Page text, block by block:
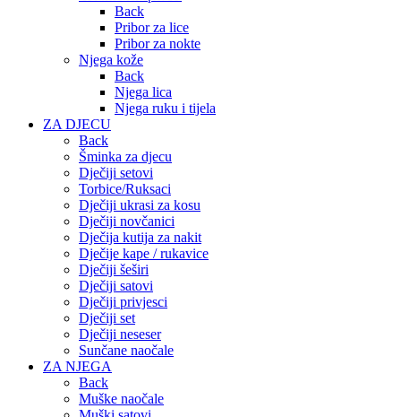
Back
Pribor za lice
Pribor za nokte
Njega kože
Back
Njega lica
Njega ruku i tijela
ZA DJECU
Back
Šminka za djecu
Dječiji setovi
Torbice/Ruksaci
Dječiji ukrasi za kosu
Dječiji novčanici
Dječija kutija za nakit
Dječije kape / rukavice
Dječiji šeširi
Dječiji satovi
Dječiji privjesci
Dječiji set
Dječiji neseser
Sunčane naočale
ZA NJEGA
Back
Muške naočale